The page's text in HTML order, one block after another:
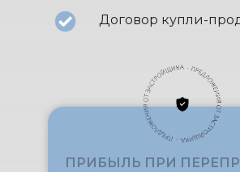
Договор купли-
ПРИБЫЛЬ ПРИ